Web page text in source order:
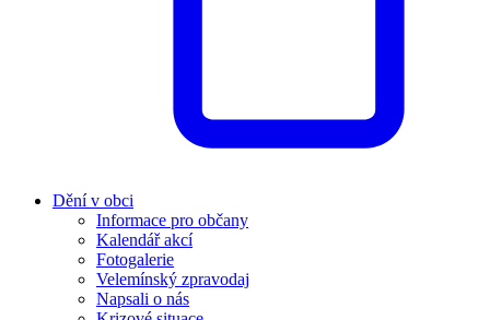
Dění v obci
Informace pro občany
Kalendář akcí
Fotogalerie
Velemínský zpravodaj
Napsali o nás